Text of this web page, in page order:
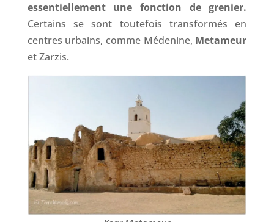
essentiellement une fonction de grenier.
Certains se sont toutefois transformés en
centres urbains, comme Médenine, Metameur
et Zarzis.